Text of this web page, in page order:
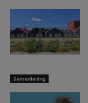
Samenleving